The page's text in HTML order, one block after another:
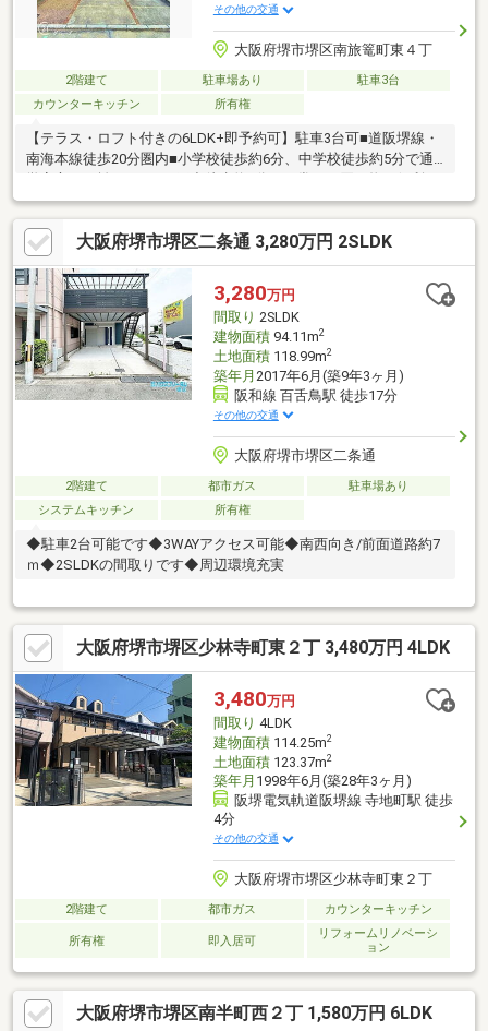
その他の交通
大阪府堺市堺区南旅篭町東４丁
2階建て 駐車場あり
駐車3台
カウンターキッチン
所有権
【テラス・ロフト付きの6LDK+即予約可】駐車3台可■道阪堺線・
南海本線徒歩20分圏内■小学校徒歩約6分、中学校徒歩約5分で通
す
大阪府堺市堺区二条通 3,280万円 2SLDK
3,280万円
間取り 2SLDK
建物面積94.11m2
土地面積118.99m2
築年月 2017年6月(築9年3ヶ月)
阪和線 百舌鳥駅 徒歩17分
その他の交通
大阪府堺市堺区二条通
2階建て 都市ガス
駐車場あり
システムキッチン
所有権
◆駐車2台可能です◆3WAYアクセス可能◆南西向き/前面道路約7
ｍ◆2SLDKの間取りです◆周辺環境充実
大阪府堺市堺区少林寺町東２丁 3,480万円 4LDK
3,480万円
間取り 4LDK
建物面積114.25m2
土地面積123.37m2
築年月 1998年6月(築28年3ヶ月)
阪堺電気軌道阪堺線 寺地町駅 徒歩
4分
その他の交通
大阪府堺市堺区少林寺町東２丁
2階建て 都市ガス カウンターキッチン
所有権 即入居可
リフォームリノベーシ
ョン
大阪府堺市堺区南半町西２丁 1,580万円 6LDK